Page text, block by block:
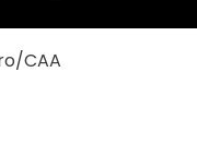
CAA